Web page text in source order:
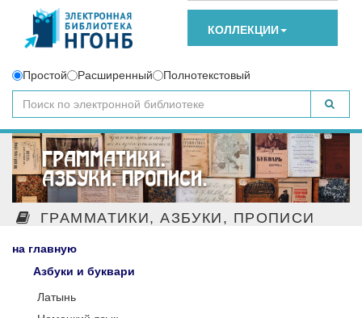
КОЛЛЕКЦИИ
Простой Расширенный Полнотекстовый
ГРАММАТИКИ, АЗБУКИ, ПРОПИСИ
на главную
Азбуки и буквари
Латынь